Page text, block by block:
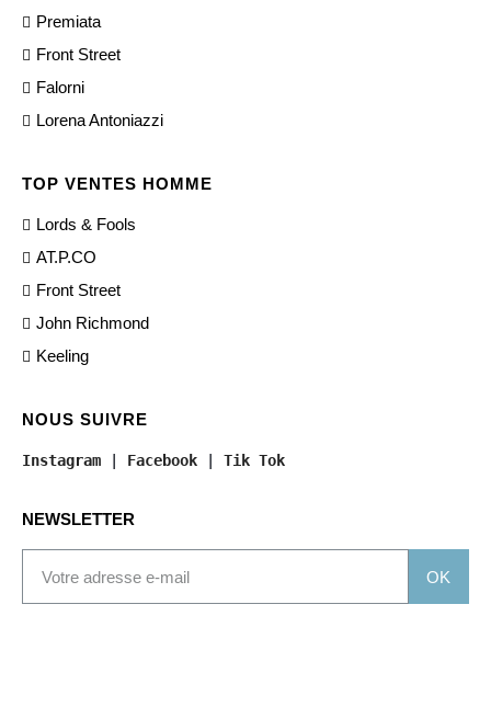
Premiata
Front Street
Falorni
Lorena Antoniazzi
TOP VENTES HOMME
Lords & Fools
AT.P.CO
Front Street
John Richmond
Keeling
NOUS SUIVRE
Instagram Facebook Tik Tok
NEWSLETTER
OK